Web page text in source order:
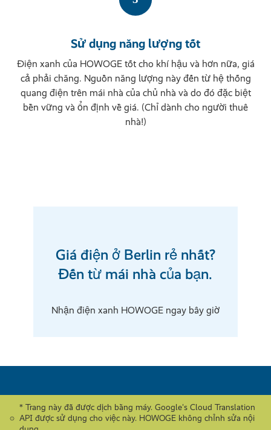
Sử dụng năng lượng tốt
Điện xanh của HOWOGE tốt cho khí hậu và hơn nữa, giá
cả phải chăng. Nguồn năng lượng này đến từ hệ thống
quang điện trên mái nhà của chủ nhà và do đó đặc biệt
bền vững và ổn định về giá. (Chỉ dành cho người thuê
nhà!)
Giá điện ở Berlin rẻ nhất?
Đến từ mái nhà của bạn.
Nhận điện xanh HOWOGE ngay bây giờ
* Trang này đã được dịch bằng máy. Google's Cloud Translation
API được sử dụng cho việc này. HOWOGE không chỉnh sửa nội